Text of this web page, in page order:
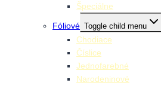
Špeciálne
Fóliové Toggle child menu
Chodiace
Číslice
Jednofarebné
Narodeninové